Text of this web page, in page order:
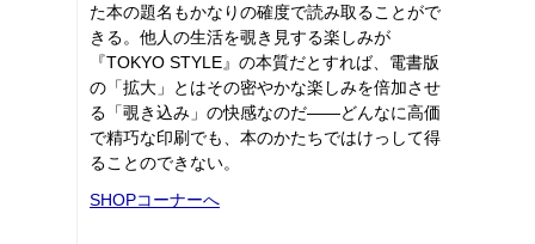
た本の題名もかなりの確度で読み取ることがで
きる。他人の生活を覗き見する楽しみが
『TOKYO STYLE』の本質だとすれば、電書版
の「拡大」とはその密やかな楽しみを倍加させ
る「覗き込み」の快感なのだ――どんなに高価
で精巧な印刷でも、本のかたちではけっして得
ることのできない。
SHOPコーナーへ